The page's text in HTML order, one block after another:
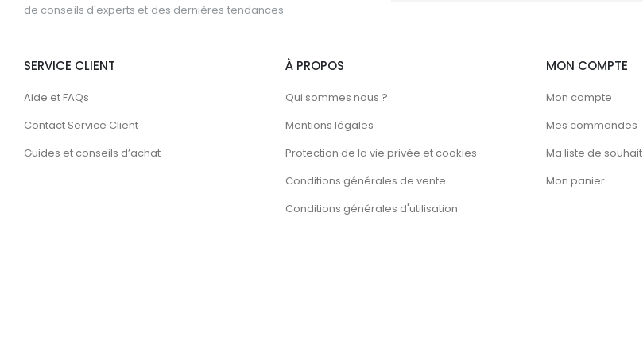
de conseils d'experts et des dernières tendances
SERVICE CLIENT
Aide et FAQs
Contact Service Client
Guides et conseils d’achat
À PROPOS
Qui sommes nous ?
Mentions légales
Protection de la vie privée et cookies
Conditions générales de vente
Conditions générales d'utilisation
MON COMPTE
Mon compte
Mes commandes
Ma liste de souhait
Mon panier